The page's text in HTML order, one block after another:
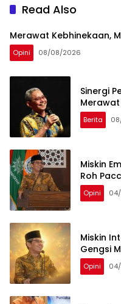
Read Also
Merawat Kebhinekaan,
Opini 08/08/2026
Sinergi
Berita
Miskin
Roh
Opini
Miskin
Gengsi
Opini